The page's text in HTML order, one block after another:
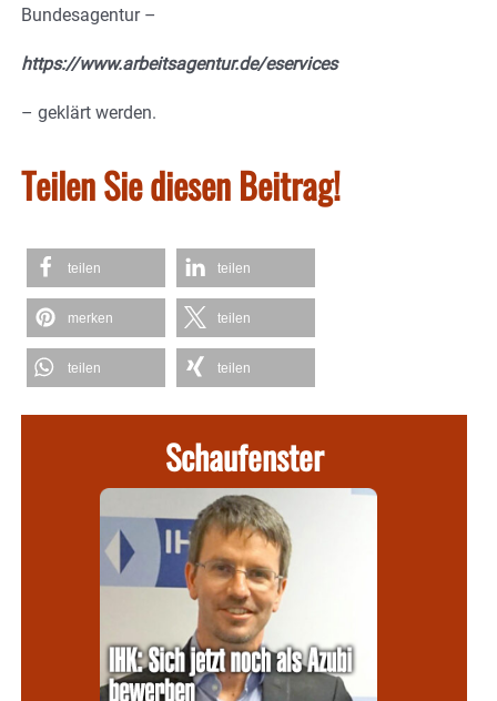
Bundesagentur –
https://www.arbeitsagentur.de/eservices
– geklärt werden.
Teilen Sie diesen Beitrag!
teilen teilen
merken teilen
teilen teilen
Schaufenster